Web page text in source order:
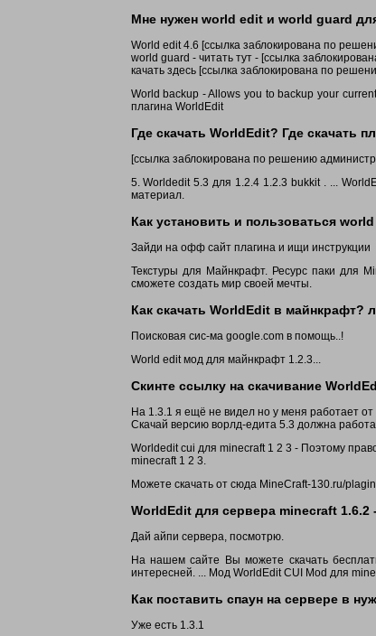
Мне нужен world edit и world guard
World edit 4.6 [ссылка заблокирована по
world guard - читать тут - [ссылка
качать здесь [ссылка заблокирована по
World backup - Allows you to backup your
плагина WorldEdit
Где скачать WorldEdit? Где скачать
[ссылка заблокирована по решению
5. Worldedit 5.3 для 1.2.4 1.2.3 bukkit . ...
материал.
Как установить и пользоваться
Зайди на офф сайт плагина и ищи инструкции
Текстуры для Майнкрафт. Ресурс паки для
сможете создать мир своей мечты.
Как скачать WorldEdit в майнкрафт?
Поисковая сис-ма google.com в помощь..!
World edit мод для майнкрафт 1.2.3...
Скинте ссылку на скачивание
На 1.3.1 я ещё не видел но у меня работает от
Скачай версию ворлд-едита 5.3 должна
Worldedit cui для minecraft 1 2 3 - Поэтому
minecraft 1 2 3.
Можете скачать от сюда MineCraft-130.ru/
WorldEdit для сервера minecraft
Дай айпи сервера, посмотрю.
На нашем сайте Вы можете скачать
интересней. ... Мод WorldEdit CUI Mod для
Как поставить спаун на сервере в
Уже есть 1.3.1